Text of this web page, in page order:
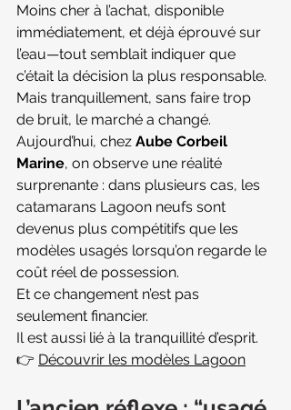
Moins cher à l’achat, disponible
immédiatement, et déjà éprouvé sur
l’eau—tout semblait indiquer que
c’était la décision la plus responsable.
Mais tranquillement, sans faire trop
de bruit, le marché a changé.
Aujourd’hui, chez Aube Corbeil
Marine, on observe une réalité
surprenante : dans plusieurs cas, les
catamarans Lagoon neufs sont
devenus plus compétitifs que les
modèles usagés lorsqu’on regarde le
coût réel de possession.
Et ce changement n’est pas
seulement financier.
Il est aussi lié à la tranquillité d’esprit.
👉 Découvrir les modèles Lagoon